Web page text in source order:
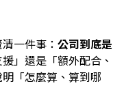
一件事： 公司到底是
」還是「額外配合、
「怎麼算、算到哪